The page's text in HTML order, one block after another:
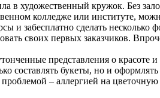
в художественный кружок. Без
колледже или институте,
и забесплатно сделать
своих первых заказчиков.
представления о красоте и
составлять букеты, но и
– аллергией на